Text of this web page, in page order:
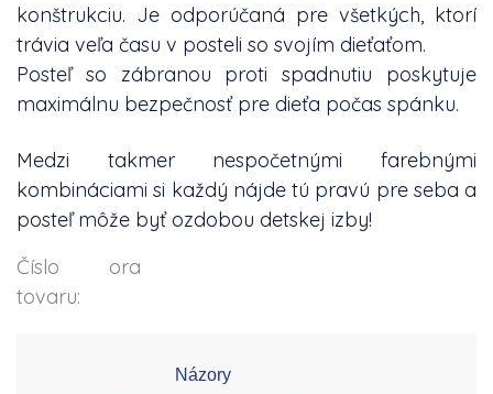
konštrukciu. Je odporúčaná pre všetkých, ktorí
trávia veľa času v posteli so svojím dieťaťom.
Posteľ so zábranou proti spadnutiu poskytuje
maximálnu bezpečnosť pre dieťa počas spánku.
Medzi takmer nespočetnými farebnými
kombináciami si každý nájde tú pravú pre seba a
posteľ môže byť ozdobou detskej izby!
Číslo
tovaru:
ora
Názory